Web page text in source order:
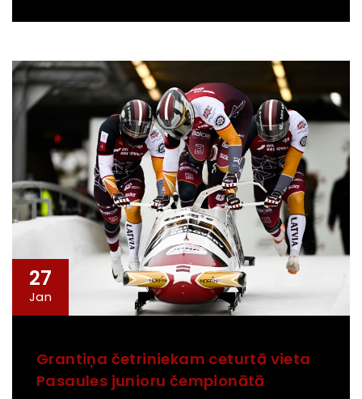
27
Jan
Grantiņa četriniekam ceturtā vieta
Pasaules junioru čempionātā